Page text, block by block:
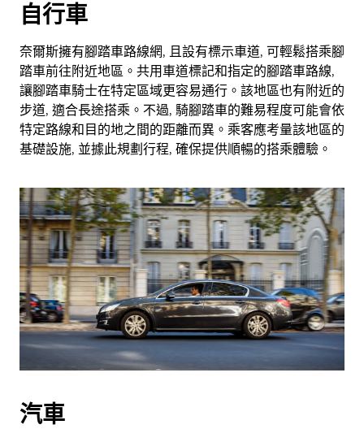
自行車
奈爾斯擁有腳踏車路線網, 且設有標示車道, 可輕鬆搭乘腳
踏車前往附近地區。共用車道標記和指定的腳踏車路線,
讓腳踏車騎士在特定區域更容易通行。該地區也有附近的
步道, 適合長途搭乘。不過, 騎腳踏車的難易程度可能會依
特定路線和目的地之間的距離而異。乘客應考量該地區的
基礎設施, 並據此規劃行程, 確保提供順暢的搭乘體驗。
汽車